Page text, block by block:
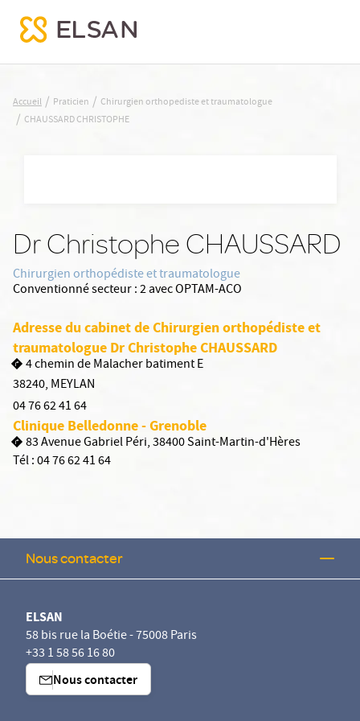
Nx:Aller
CHAUSSARD CHRISTOPHE
Accueil / Praticien / Chirurgien orthopediste et traumatologue
/ CHAUSSARD CHRISTOPHE
Dr Christophe CHAUSSARD
Chirurgien orthopédiste et traumatologue
Conventionné secteur :2 avec OPTAM-ACO
Adresse du cabinet de Chirurgien orthopédiste et
traumatologue Dr Christophe CHAUSSARD
4 chemin de Malacher batiment E
38240, MEYLAN
04 76 62 41 64
Clinique Belledonne - Grenoble
83 Avenue Gabriel Péri, 38400 Saint-Martin-d'Hères
Tél :04 76 62 41 64
Nous contacter
ELSAN
58 bis rue la Boétie - 75008 Paris
+33 1 58 56 16 80
Nous contacter